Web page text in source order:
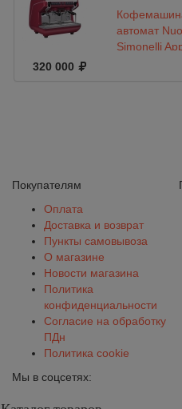
автомат
Simonelli
320 000
Покупателям
Оплата
Доставка и возврат
Пункты самовывоза
О магазине
Новости магазина
Политика
конфиденциальности
Согласие на обработку
ПДн
Политика cookie
Мы в соцсетях: